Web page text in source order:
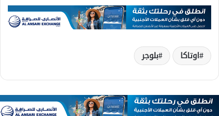
اوتاكا بلوجر